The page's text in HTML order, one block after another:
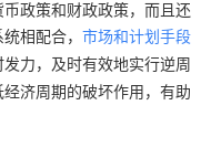
政策和财政政策，而且还
相配合， 市场和计划手段
力，及时有效地实行逆周
济周期的破坏作用，有助